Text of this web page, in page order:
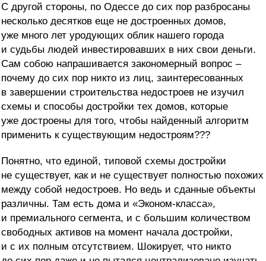
С другой стороны, по Одессе до сих пор разбросаны
несколько десятков еще не достроенных домов,
уже много лет уродующих облик нашего города
и судьбы людей инвестировавших в них свои деньги.
Сам собою напрашивается закономерный вопрос –
почему до сих пор никто из лиц, заинтересованных
в завершении строительства недостроев не изучил
схемы и способы достройки тех домов, которые
уже достроены для того, чтобы найденный алгоритм
применить к существующим недостроям???
Понятно, что единой, типовой схемы достройки
не существует, как и не существует полностью похожих
между собой недостроев. Но ведь и сданные объекты
различны. Там есть дома и «Эконом-класса»,
и премиального сегмента, и с большим количеством
свободных активов на момент начала достройки,
и с их полным отсутствием. Шокирует, что никто